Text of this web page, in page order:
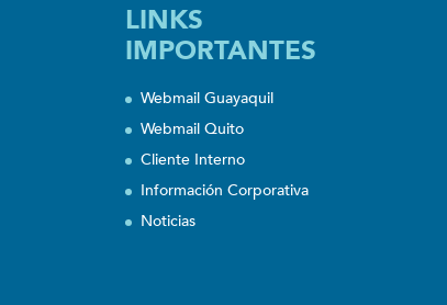
LINKS
IMPORTANTES
Webmail Guayaquil
Webmail Quito
Cliente Interno
Información Corporativa
Noticias